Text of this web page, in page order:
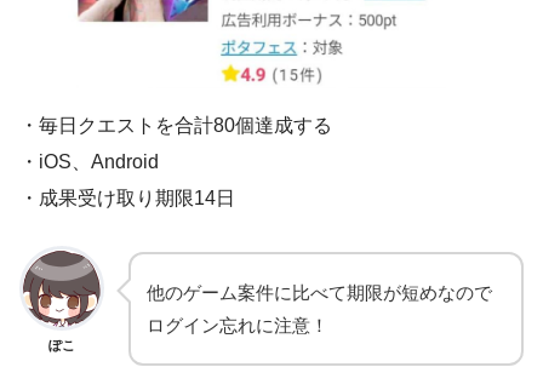
・毎日クエストを合計80個達成する
・iOS、Android
・成果受け取り期限14日
ぽこ
他のゲーム案件に比べて期限が短めなので
ログイン忘れに注意！